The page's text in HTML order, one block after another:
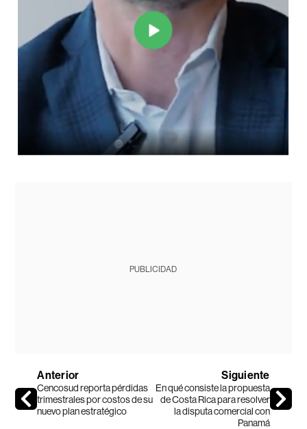
PUBLICIDAD
Anterior
Cencosud reporta pérdidas
trimestrales por costos de su
nuevo plan estratégico
Siguiente
En qué consiste la propuesta
de Costa Rica para resolver
la disputa comercial con
Panamá